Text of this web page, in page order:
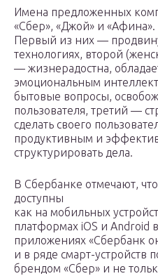
Имена предложенных
«Сбер», «Джой» и «Афина».
Первый из них —
технологиях, второй
— жизнерадостна,
эмоциональным
бытовые вопросы,
пользователя, третий —
сделать своего
продуктивным и
структурировать дела.
В Сбербанке отмечают,
доступны
как на мобильных
платформах iOS и Android в
приложениях «Сбербанк
и в ряде смарт-устройств
брендом «Сбер» и не